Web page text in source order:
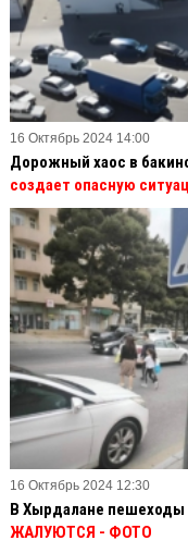
16 Октябрь 2024 14:00
Дорожный хаос в
создает опасную
16 Октябрь 2024 12:30
В Хырдалане пешеходы
ЖАЛУЮТСЯ - ФОТО